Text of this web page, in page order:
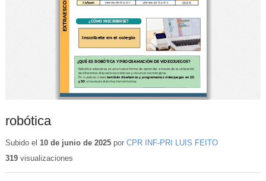
robótica
Subido el 10 de junio de 2025por CPR INF-PRI LUIS FEITO
319visualizaciones